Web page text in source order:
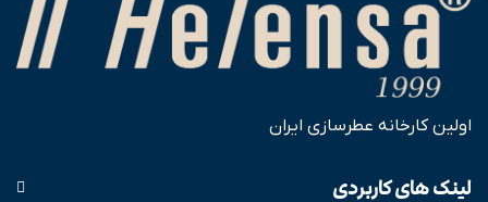
اولین کارخانه عطرسازی ایران
لینک های کاربردی